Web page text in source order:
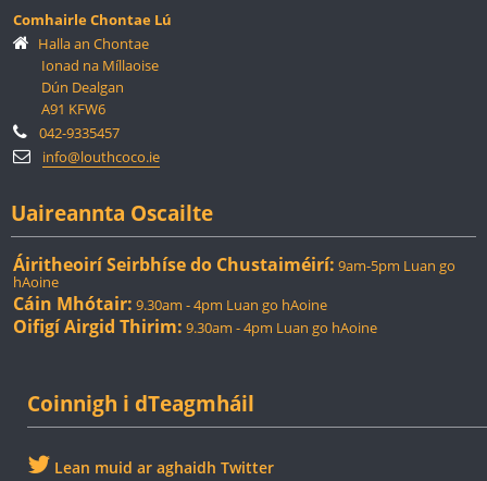
Comhairle Chontae Lú
Halla an Chontae
Ionad na Míllaoise
Dún Dealgan
A91 KFW6
042-9335457
info@louthcoco.ie
Uaireannta Oscailte
Áiritheoirí Seirbhíse do Chustaiméirí: 9am-5pm Luan go
hAoine
Cáin Mhótair: 9.30am - 4pm Luan go hAoine
Oifigí Airgid Thirim: 9.30am - 4pm Luan go hAoine
Coinnigh i dTeagmháil
Lean muid ar aghaidh Twitter